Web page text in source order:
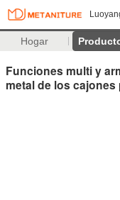
Hogar
Funciones multi y
metal de los